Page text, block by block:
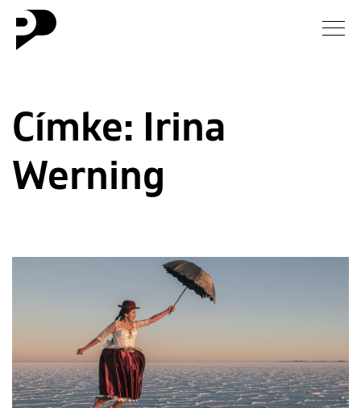
Galéria
Interjú
Rólunk
Címke: Irina
Werning